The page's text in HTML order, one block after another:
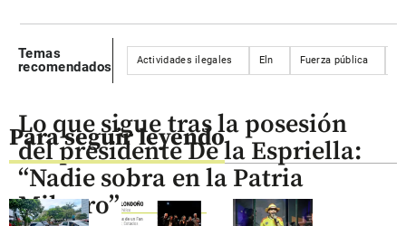
Temas
recomendados
Actividades ilegales Eln Fuerza pública
Para seguir leyendo
Lo que sigue tras la posesión
del presidente De la Espriella:
“Nadie sobra en la Patria
Milagro”